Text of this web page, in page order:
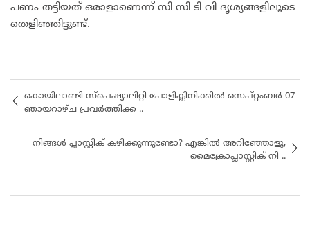
പണം തട്ടിയത് ഒരാളാണെന്ന് സി സി ടി വി ദൃശ്യങ്ങളിലൂടെ
തെളിഞ്ഞിട്ടുണ്ട്.
കൊയിലാണ്ടി സ്പെഷ്യാലിറ്റി പോളിക്ലിനിക്കിൽ സെപ്റ്റംബർ 07
ഞായറാഴ്ച പ്രവർത്തിക്ക ..
നിങ്ങൾ പ്ലാസ്റ്റിക് കഴിക്കുന്നുണ്ടോ? എങ്കിൽ അറിഞ്ഞോളൂ,
മൈക്രോപ്ലാസ്റ്റിക് നി ..